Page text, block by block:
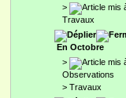
>
Travaux
En Octobre
>
Observations
> Travaux